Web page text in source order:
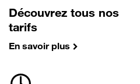
Découvrez tous nos
tarifs
En savoir plus